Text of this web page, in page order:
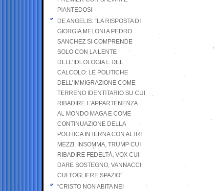
PIANTEDOSI
DE ANGELIS: “LA RISPOSTA DI
GIORGIA MELONI A PEDRO
SANCHEZ SI COMPRENDE
SOLO CON LA LENTE
DELL’IDEOLOGIA E DEL
CALCOLO: LE POLITICHE
DELL’IMMIGRAZIONE COME
TERRENO IDENTITARIO SU CUI
RIBADIRE L’APPARTENENZA
AL MONDO MAGA E COME
CONTINUAZIONE DELLA
POLITICA INTERNA CON ALTRI
MEZZI. INSOMMA, TRUMP CUI
RIBADIRE FEDELTÀ, VOX CUI
DARE SOSTEGNO, VANNACCI
CUI TOGLIERE SPAZIO”
“CRISTO NON ABITA NEI